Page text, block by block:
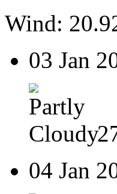
Wind:
03 Jan
04 Jan